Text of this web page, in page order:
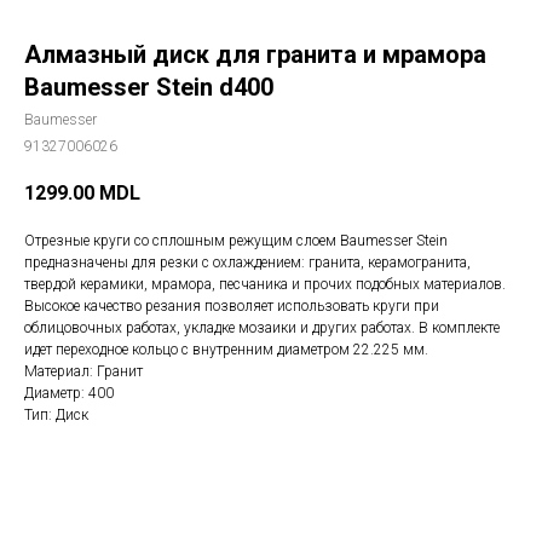
Алмазный диск для гранита и мрамора
Baumesser Stein d400
Baumesser
91327006026
1299.00 MDL
Отрезные круги со сплошным режущим слоем Baumesser Stein
предназначены для резки с охлаждением: гранита, керамогранита,
твердой керамики, мрамора, песчаника и прочих подобных материалов.
Высокое качество резания позволяет использовать круги при
облицовочных работах, укладке мозаики и других работах. В комплекте
идет переходное кольцо с внутренним диаметром 22.225 мм.
Материал: Гранит
Диаметр: 400
Тип: Диск